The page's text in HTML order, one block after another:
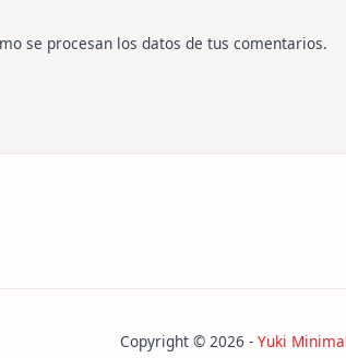
se procesan los datos de tus comentarios.
Copyright © 2026 - Yuki